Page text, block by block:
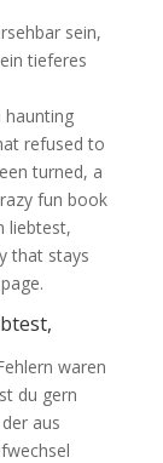
sein,
tieferes
haunting
refused to
turned, a
fun book
liebtest,
that stays
waren
du gern
aus